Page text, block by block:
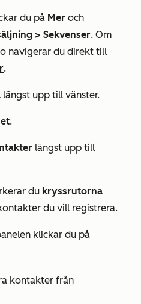
du på Mer och
> Sekvenser. Om
navigerar du direkt till
.
längst upp till vänster.
.
längst upp till
du kryssrutorna
du vill registrera.
klickar du på
kontakter från